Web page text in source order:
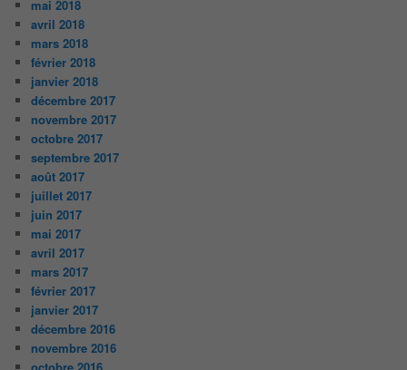
mai 2018
avril 2018
mars 2018
février 2018
janvier 2018
décembre 2017
novembre 2017
octobre 2017
septembre 2017
août 2017
juillet 2017
juin 2017
mai 2017
avril 2017
mars 2017
février 2017
janvier 2017
décembre 2016
novembre 2016